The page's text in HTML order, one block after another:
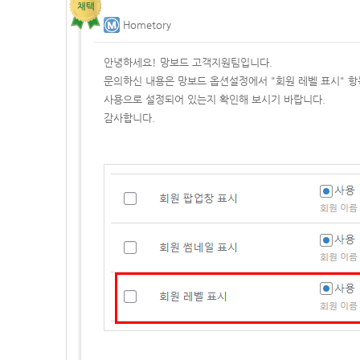
Hometory
안녕하세요! 망보드 고객지원팀입니다.
문의하신 내용은 망보드 옵션설정에서 "회원 레벨 표시"
사용으로 설정되어 있는지 확인해 보시기 바랍니다.
감사합니다.